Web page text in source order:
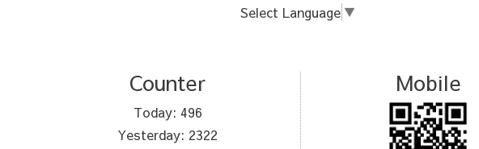
Select Language ▼
Counter
Today: 496
Yesterday: 2322
Mobile